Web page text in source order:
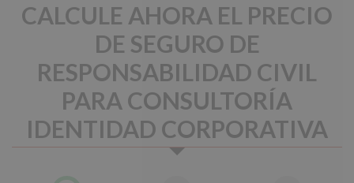
CALCULE AHORA EL PRECIO
DE SEGURO DE
RESPONSABILIDAD CIVIL
PARA CONSULTORÍA
IDENTIDAD CORPORATIVA